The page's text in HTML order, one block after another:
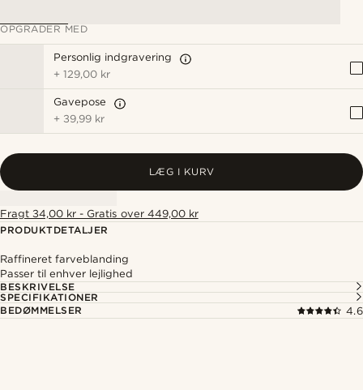
OPGRADER MED
Personlig indgravering
+129,00 kr
Gavepose
+ 39,99 kr
LÆG I KURV
Fragt 34,00 kr - Gratis over 449,00 kr
PRODUKTDETALJER
Raffineret farveblanding
Passer til enhver lejlighed
BESKRIVELSE
SPECIFIKATIONER
BEDØMMELSER
4.6